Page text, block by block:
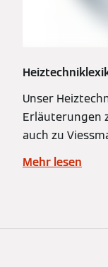
Unser
Erläuterungen
auch zu
Mehr lesen